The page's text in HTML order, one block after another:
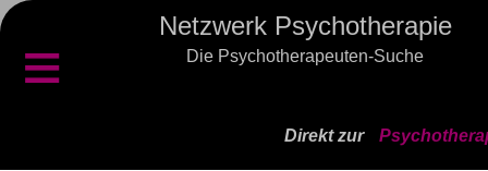
Netzwerk Psychotherapie
Die Psychotherapeuten-Suche
≡
Direkt zur